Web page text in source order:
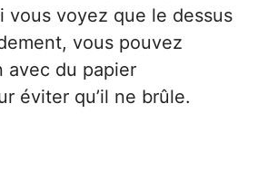
vous voyez que le dessus
vous pouvez
avec du papier
éviter qu’il ne brûle.